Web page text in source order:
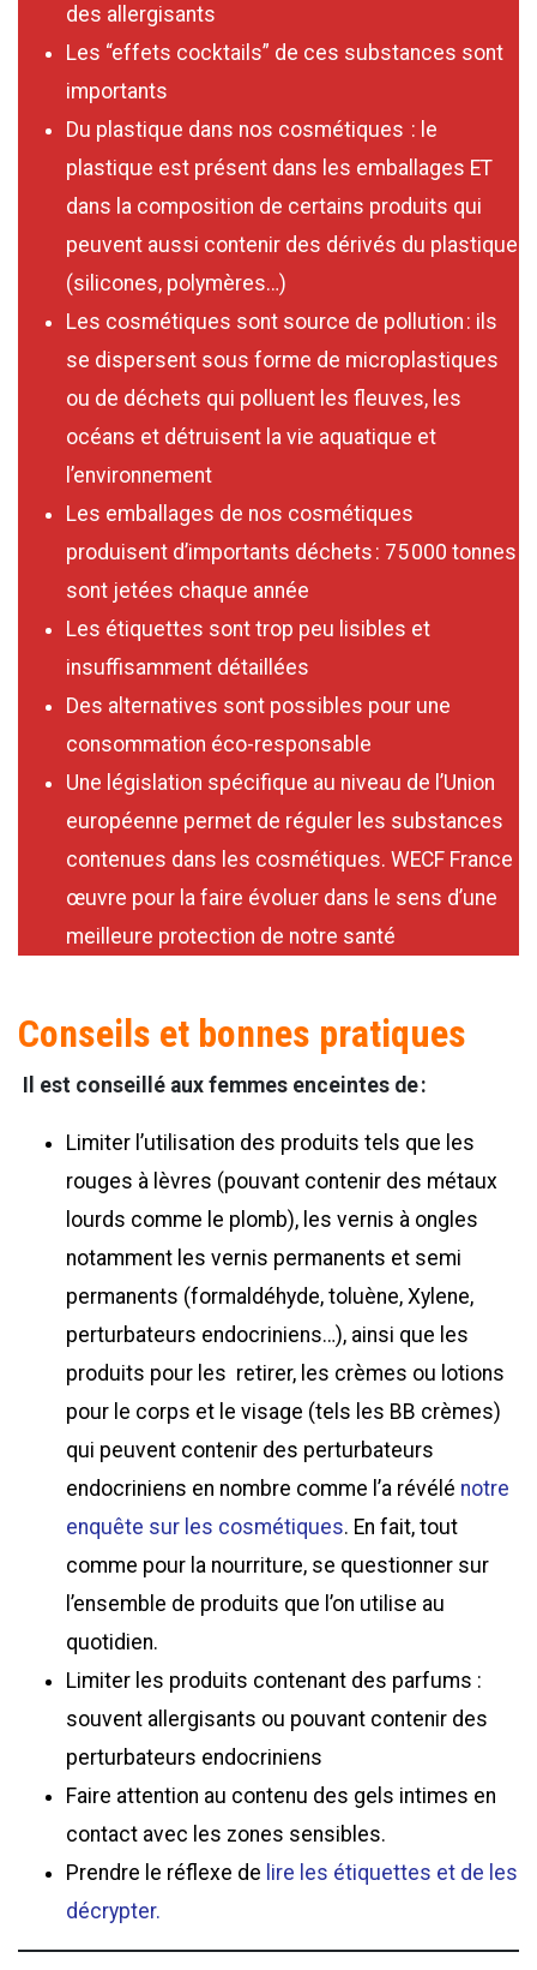
des allergisants
Les “effets cocktails” de ces substances sont
importants
Du plastique dans nos cosmétiques : le
plastique est présent dans les emballages ET
dans la composition de certains produits qui
peuvent aussi contenir des dérivés du plastique
(silicones, polymères…)
Les cosmétiques sont source de pollution : ils
se dispersent sous forme de microplastiques
ou de déchets qui polluent les fleuves, les
océans et détruisent la vie aquatique et
l’environnement
Les emballages de nos cosmétiques
produisent d’importants déchets : 75 000 tonnes
sont jetées chaque année
Les étiquettes sont trop peu lisibles et
insuffisamment détaillées
Des alternatives sont possibles pour une
consommation éco-responsable
Une législation spécifique au niveau de l’Union
européenne permet de réguler les substances
contenues dans les cosmétiques. WECF France
œuvre pour la faire évoluer dans le sens d’une
meilleure protection de notre santé
Conseils et bonnes pratiques
Il est conseillé aux femmes enceintes de :
Limiter l’utilisation des produits tels que les
rouges à lèvres (pouvant contenir des métaux
lourds comme le plomb), les vernis à ongles
notamment les vernis permanents et semi
permanents (formaldéhyde, toluène, Xylene,
perturbateurs endocriniens…), ainsi que les
produits pour les retirer, les crèmes ou lotions
pour le corps et le visage (tels les BB crèmes)
qui peuvent contenir des perturbateurs
endocriniens en nombre comme l’a révélé notre
enquête sur les cosmétiques. En fait, tout
comme pour la nourriture, se questionner sur
l’ensemble de produits que l’on utilise au
quotidien.
Limiter les produits contenant des parfums :
souvent allergisants ou pouvant contenir des
perturbateurs endocriniens
Faire attention au contenu des gels intimes en
contact avec les zones sensibles.
Prendre le réflexe de lire les étiquettes et de les
décrypter.